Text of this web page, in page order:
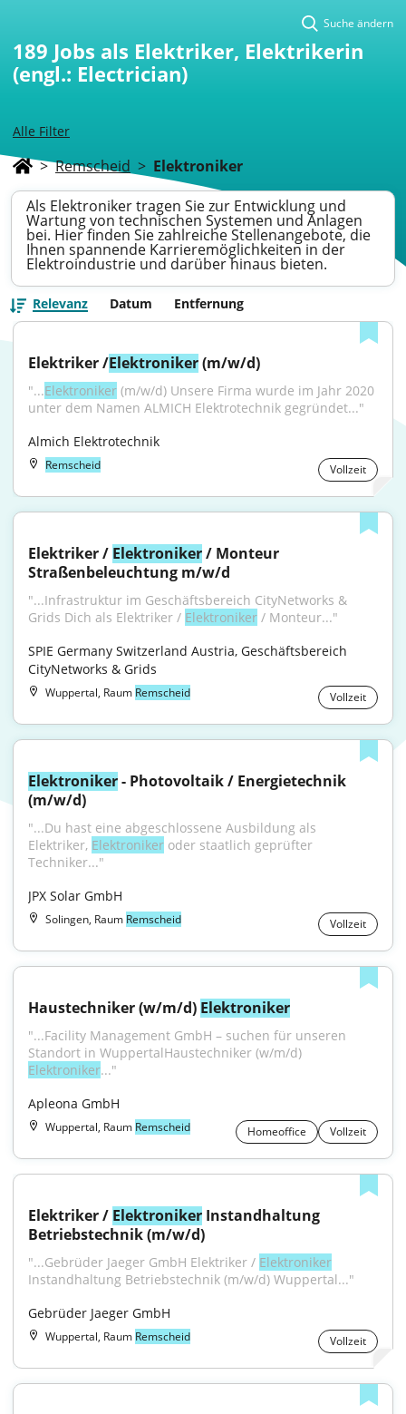
Alle Filter
Suche ändern
189 Jobs als Elektriker, Elektrikerin
(engl.: Electrician)
> Remscheid > Elektroniker
Als Elektroniker tragen Sie zur Entwicklung und
Wartung von technischen Systemen und Anlagen
bei. Hier finden Sie zahlreiche Stellenangebote, die
Ihnen spannende Karrieremöglichkeiten in der
Elektroindustrie und darüber hinaus bieten.
Relevanz Datum Entfernung
Elektriker /Elektroniker (m/w/d)
"...Elektroniker (m/w/d) Unsere Firma wurde im Jahr 2020
unter dem Namen ALMICH Elektrotechnik gegründet..."
Almich Elektrotechnik
Remscheid Vollzeit
Elektriker / Elektroniker / Monteur
Straßenbeleuchtung m/w/d
"...Infrastruktur im Geschäftsbereich CityNetworks &
Grids Dich als Elektriker / Elektroniker / Monteur..."
SPIE Germany Switzerland Austria, Geschäftsbereich
CityNetworks & Grids
Wuppertal, Raum Remscheid Vollzeit
Elektroniker - Photovoltaik / Energietechnik
(m/w/d)
"...Du hast eine abgeschlossene Ausbildung als
Elektriker, Elektroniker oder staatlich geprüfter
Techniker..."
JPX Solar GmbH
Solingen, Raum Remscheid Vollzeit
Haustechniker (w/m/d) Elektroniker
"...Facility Management GmbH – suchen für unseren
Elektroniker..."
Apleona GmbH
Wuppertal, Raum Remscheid Homeoffice Vollzeit
Elektriker / Elektroniker Instandhaltung
Betriebstechnik (m/w/d)
"...Gebrüder Jaeger GmbH Elektriker / Elektroniker
Instandhaltung Betriebstechnik (m/w/d) Wuppertal..."
Gebrüder Jaeger GmbH
Wuppertal, Raum Remscheid Vollzeit